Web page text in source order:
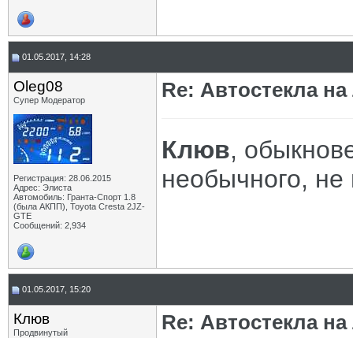
01.05.2017, 14:28
Oleg08
Супер Модератор
Регистрация: 28.06.2015
Адрес: Элиста
Автомобиль: Гранта-Спорт 1.8
(была АКПП), Toyota Cresta 2JZ-
GTE
Сообщений: 2,934
Re: Автостекла
Клюв,
необычного,
01.05.2017, 15:20
Клюв
Продвинутый Re: Автостекла